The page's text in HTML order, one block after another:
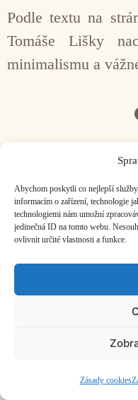
Abychom poskytli co nejlepší
informacím o zařízení, technologie
technologiemi nám umožní
jedinečná ID na tomto webu.
ovlivnit určité vlastnosti a funkce.
Zásady cookies
Podle textu na
Tomáše Lišky
minimalismu a
ČASOPIS O JINÉ HUDBĚ |
založeno 2001 |
©2026 HISvoice –